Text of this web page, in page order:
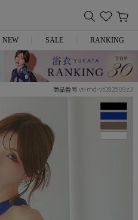
NEW SALE RANKING
商品番号 vt-md-vt082509z3